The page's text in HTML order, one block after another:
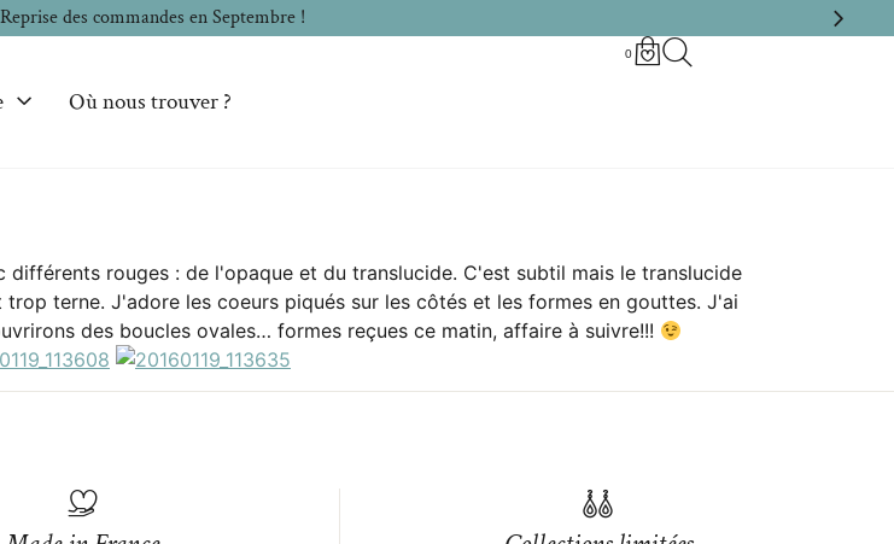
des commandes en Septembre !
Où nous trouver ?
0
rouges : de l'opaque et du translucide. C'est subtil mais le translucide
terne. J'adore les coeurs piqués sur les côtés et les formes en gouttes. J'ai
des boucles ovales… formes reçues ce matin, affaire à suivre!!!